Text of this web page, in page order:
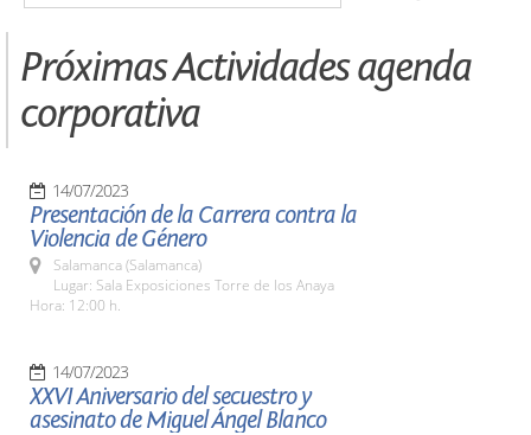
Próximas Actividades agenda
corporativa
14/07/2023
Presentación de la Carrera contra la
Violencia de Género
Salamanca (Salamanca)
Lugar: Sala Exposiciones Torre de los Anaya
Hora: 12:00 h.
14/07/2023
XXVI Aniversario del secuestro y
asesinato de Miguel Ángel Blanco